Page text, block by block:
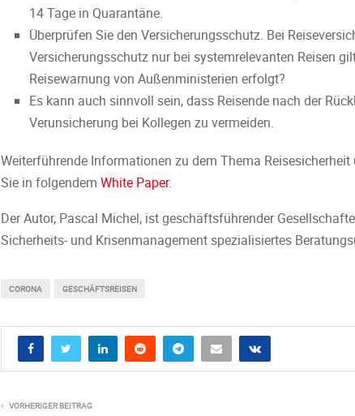
14 Tage in Quarantäne.
Überprüfen Sie den Versicherungsschutz. Bei
Versicherungsschutz nur bei systemrelevanten Reisen
Reisewarnung von Außenministerien erfolgt?
Es kann auch sinnvoll sein, dass Reisende nach der
Verunsicherung bei Kollegen zu vermeiden.
Weiterführende Informationen zu dem Thema
Sie in folgendem White Paper.
Der Autor, Pascal Michel, ist geschäftsführender
Sicherheits- und Krisenmanagement spezialisiertes
CORONA GESCHÄFTSREISEN
VORHERIGER BEITRAG